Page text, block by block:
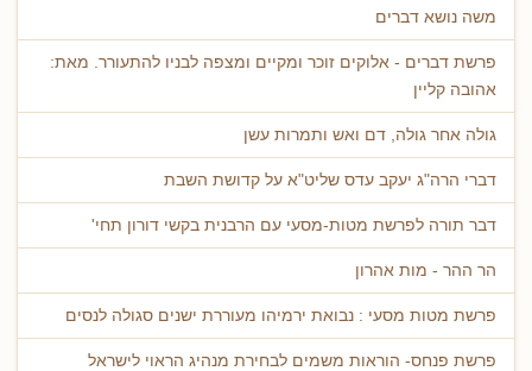
משה נושא דברים
פרשת דברים - אלוקים זוכר ומקיים ומצפה לבניו להתעורר. מאת:
אהובה קליין
גולה אחר גולה, דם ואש ותמרות עשן
דברי הרה"ג יעקב עדס שליט"א על קדושת השבת
דבר תורה לפרשת מטות-מסעי עם הרבנית בקשי דורון תחי'
הר ההר - מות אהרון
פרשת מטות מסעי : נבואת ירמיהו מעוררת ישנים סגולה לנסים
פרשת פנחס- הוראות משמים לבחירת מנהיג הראוי לישראל